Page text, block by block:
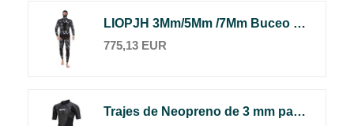
LIOPJH 3Mm/5Mm /7Mm Buceo Snorkeling Medusas Traje de Buceo, Traje Submarino de Neopreno para Hombres Caza Surfing Pesca Submarina
775,13 EUR
Trajes de Neopreno de 3 mm para Hombres, de Neopreno Premium con Cremallera Trasera, Trajes de Buceo Cortos para Surf, Snorkel, piragüismo, Pesca submarina, Piel de Buceo(Negro L)